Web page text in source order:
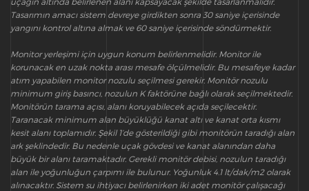
Tasarımın amacı sistem devreye girdikten sonra 30 saniye içerisinde
yangını kontrol altına almak ve 60 saniye içerisinde söndürmektir.
Monitor yerleşimi için uygun konum belirlenmelidir. Monitor ile
korunacak en uzak nokta arası mesafe ölçülmelidir. Bu mesafeye kadar
atım yapabilen monitor nozulu seçilmesi gerekir. Monitör nozulu
minimum giriş basıncı, nozulun K faktörüne bağlı olarak seçilmektedir.
Monitörün tarama açısı, alanı koruyabilecek açıda seçilecektir.
Taranacak minimum alan büyüklüğü kanat altı ve kanat orta kısmı
kesit alanı toplamıdır. Şekil 1’de gösterildiği gibi monitörün taradığı alan
ark şeklindedir. Bu nedenle uçak gövdesi ve kanat alanından daha
büyük bir alanı taramaktadır. Gerekli monitör debisi, nozulun taradığı
alan ile yoğunluğun çarpımı ile bulunur. Yoğunluk 4.1 lt/dak/m2 olarak
alınacaktır. Sistem su ihtiyacı belirlenirken iki adet monitör çalışacağı